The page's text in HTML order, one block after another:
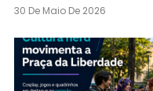
30 De Maio De 2026